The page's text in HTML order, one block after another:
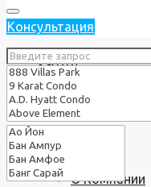
Услуги
О нас
О Компании
Консультация